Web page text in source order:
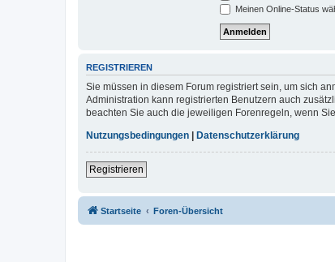
Meinen Online-Status
REGISTRIEREN
Sie müssen in diesem Forum registriert sein, um sich
Administration kann registrierten Benutzern auch
beachten Sie auch die jeweiligen Forenregeln, wenn
Nutzungsbedingungen | Datenschutzerklärung
Registrieren
Startseite Foren-Übersicht